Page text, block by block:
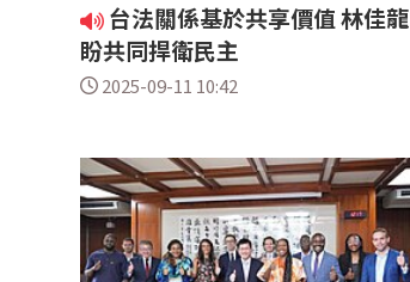
台法關係基於共享價值 林佳龍
盼共同捍衛民主
2025-09-11 10:42